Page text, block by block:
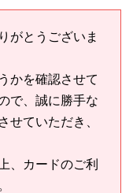
がとうございま
かを確認させて
で、誠に勝手な
せていただき、
、カードのご利